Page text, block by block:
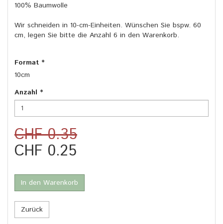
100% Baumwolle
Wir schneiden in 10-cm-Einheiten. Wünschen Sie bspw. 60
cm, legen Sie bitte die Anzahl 6 in den Warenkorb.
Format *
10cm
Anzahl *
CHF 0.35
CHF 0.25
In den Warenkorb
Zurück